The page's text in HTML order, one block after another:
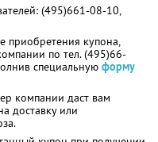
(495)661-08-10,
приобретения купона,
по тел. (495)66-
специальную форму
компании даст вам
доставку или